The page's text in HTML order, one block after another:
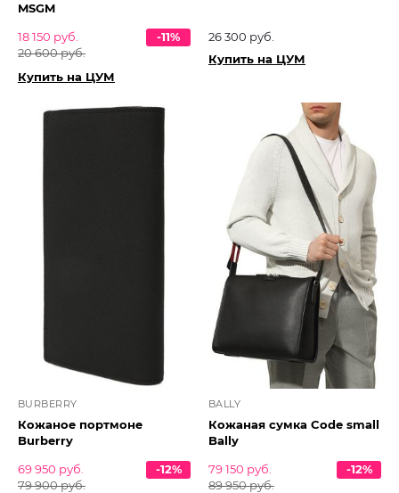
MSGM
18 150 руб.
20 600 руб.
-11%
Купить на ЦУМ
26 300 руб.
Купить на ЦУМ
BURBERRY
Кожаное портмоне
Burberry
69 950 руб.
79 900 руб.
-12%
BALLY
Кожаная сумка Code small
Bally
79 150 руб.
89 950 руб.
-12%